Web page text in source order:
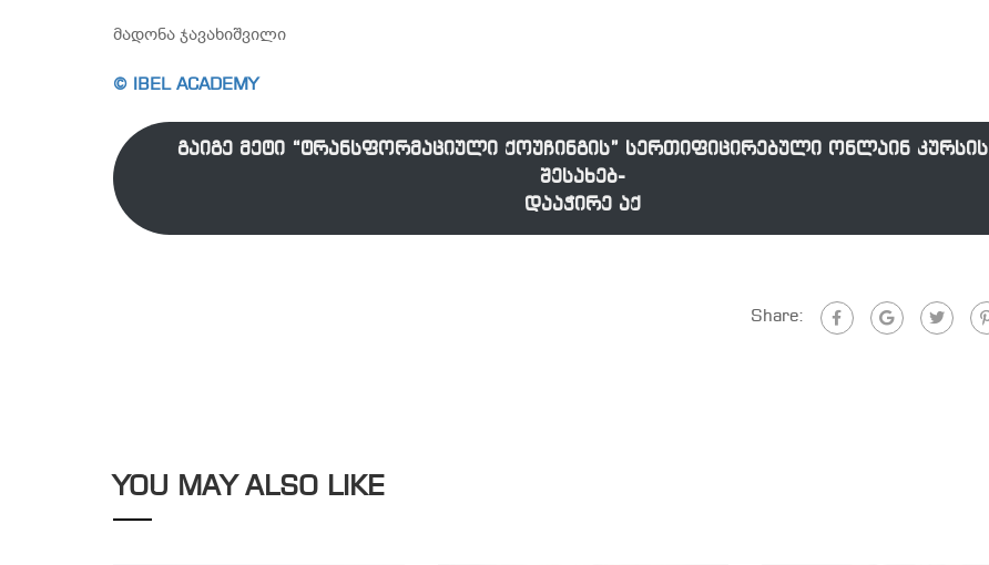
მადონა ჯავახიშვილი
© IBEL ACADEMY
გაიგე მეტი “ტრანსფორმაციული ქოუჩინგის” სერთიფიცირებული ონლაინ კურსის
შესახებ-
დააჭირე აქ
Share:
YOU MAY ALSO LIKE